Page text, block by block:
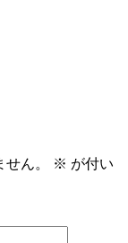
ん。 ※ が付い